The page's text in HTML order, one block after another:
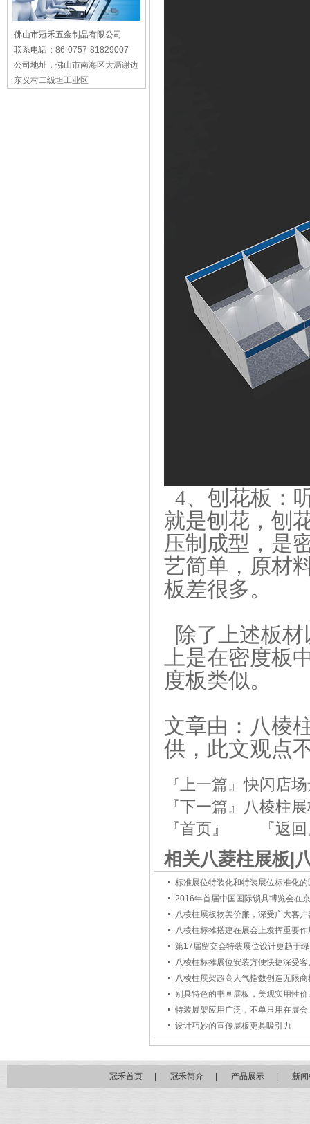
4、刨花板：
就是刨花，刨
压制成型，是
艺简单，原材
板差很多。
除了上述板
上是在密度板
度板类似。
文章由：八棱
供，此文观点
『上一篇』快闪店
『下一篇』
八棱柱
『首页』
『返
相关八菱柱展板|
标准展位特装化和特装展位标准化
2016年首届中国国际锁具博览会在
八棱柱展板物美价廉，深受广大客户
八棱柱标摊搭建在展会上发挥重要作
第17届留交会特装展位设计更趋于
八棱柱标摊展位安装方便快捷深受客
八棱柱展架超高人气指数创造无限商
别具特色的书画展板，美观实用性价
特装展架应用广泛，不单只用在展会
设计巧妙的宣传展板更具吸引力
佛山市冠禾五金制品有限公司
联系电话： 86-0757-81829007
公司地址： 佛山市南海区大沥谢边
东义村二级坦工业区
冠禾首页 冠禾简介 产品展示 新